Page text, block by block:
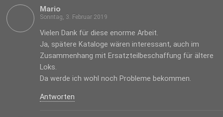
Mario
Sonntag, 3. Februar 2019
Vielen Dank für diese enorme Arbeit.
Ja, spätere Kataloge wären interessant, auch im
Zusammenhang mit Ersatzteilbeschaffung für ältere
Loks.
Da werde ich wohl noch Probleme bekommen.
Antworten